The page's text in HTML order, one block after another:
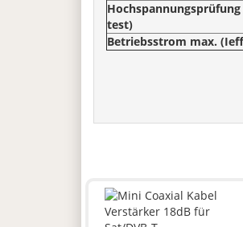
test)
Betriebsstrom max.